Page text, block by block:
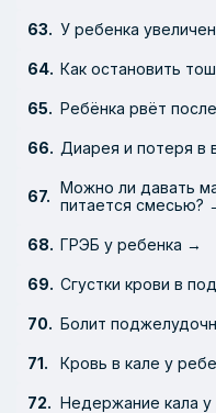
У ребенка
Как остановить
Ребёнка рвёт
Диарея и потеря в
Можно ли давать
питается смесью?
ГРЭБ у ребенка →
Сгустки крови в
Болит
Кровь в кале у
Недержание кала